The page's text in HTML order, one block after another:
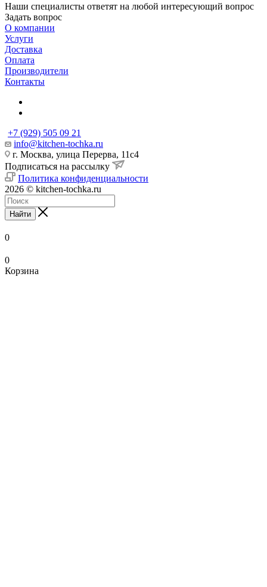
Наши специалисты ответят на любой интересующий вопрос
Задать вопрос
О компании
Услуги
Доставка
Оплата
Производители
Контакты
+7 (929) 505 09 21
info@kitchen-tochka.ru
г. Москва, улица Перерва, 11с4
Подписаться на рассылку
Политика конфиденциальности
2026 © kitchen-tochka.ru
Найти
0
0
Корзина